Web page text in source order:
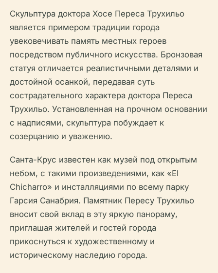
Скульптура доктора Хосе Переса Трухильо
является примером традиции города
увековечивать память местных героев
посредством публичного искусства. Бронзовая
статуя отличается реалистичными деталями и
достойной осанкой, передавая суть
сострадательного характера доктора Переса
Трухильо. Установленная на прочном основании
с надписями, скульптура побуждает к
созерцанию и уважению.
Санта-Крус известен как музей под открытым
небом, с такими произведениями, как «El
Chicharro» и инсталляциями по всему парку
Гарсия Санабрия. Памятник Пересу Трухильо
вносит свой вклад в эту яркую панораму,
приглашая жителей и гостей города
прикоснуться к художественному и
историческому наследию города.